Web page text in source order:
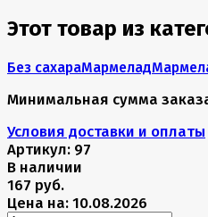
Этот товар из
Без сахараМармелад
Минимальная сумма
Условия доставки и оплаты
Артикул: 97
В наличии
167 руб.
Цена на: 10.08.2026